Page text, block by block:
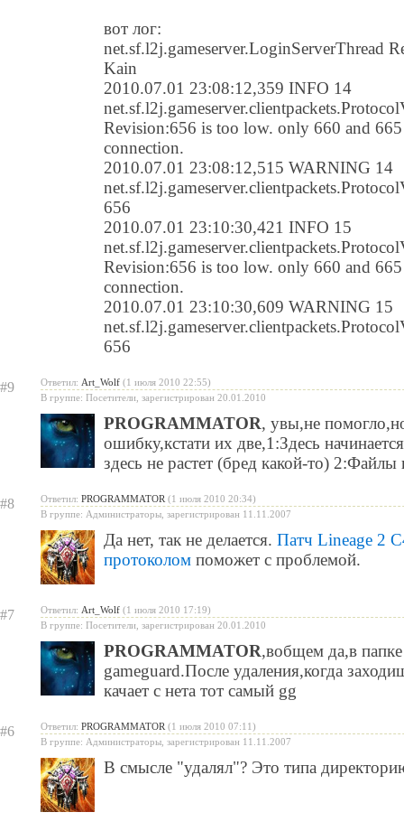
вот лог:
net.sf.l2j.gameserver.LoginServerThread
Kain
2010.07.01 23:08:12,359 INFO 14
Revision:656 is too low. only 660 and
connection.
2010.07.01 23:08:12,515 WARNING 14
656
2010.07.01 23:10:30,421 INFO 15
Revision:656 is too low. only 660 and
connection.
2010.07.01 23:10:30,609 WARNING 15
656
#9 Ответил: Art_Wolf (1 июля 2010 22:55)
В группе: Посетители, зарегистрирован 20.01.2010
PROGRAMMATOR, увы,не
ошибку,кстати их две,1:Здесь
здесь не растет (бред какой-то)
#8 Ответил: PROGRAMMATOR (1 июля 2010 20:34)
В группе: Администраторы, зарегистрирован 11.11.2007
Да нет, так не делается. Патч Lineage 2
протоколом поможет с проблемой.
#7 Ответил: Art_Wolf (1 июля 2010 17:19)
В группе: Посетители, зарегистрирован 20.01.2010
PROGRAMMATOR,вобщем да,в
gameguard.После удаления,когда
качает с нета тот самый gg
#6 Ответил: PROGRAMMATOR (1 июля 2010 07:11)
В группе: Администраторы, зарегистрирован 11.11.2007
В смысле "удалял"? Это типа